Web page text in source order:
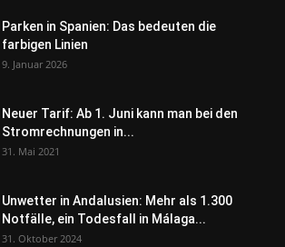
Parken in Spanien: Das bedeuten die
farbigen Linien
9. Januar 2026
Neuer Tarif: Ab 1. Juni kann man bei den
Stromrechnungen in...
31. Mai 2021
Unwetter in Andalusien: Mehr als 1.300
Notfälle, ein Todesfall in Málaga...
31. Oktober 2024